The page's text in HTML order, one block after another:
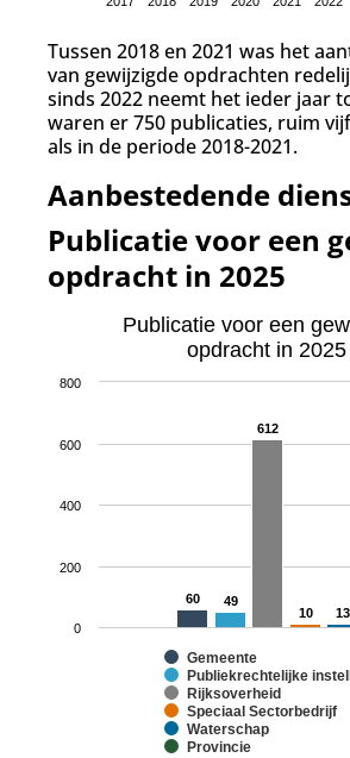
Tussen 2018 en 2021 was het
van gewijzigde opdrachten
sinds 2022 neemt het ieder jaar
waren er 750 publicaties, ruim
als in de periode 2018-2021.
Aanbestedende
Publicatie voor een
opdracht in 2025
Publicatie voor een
opdracht in 2025
60
60 49
49
612
612
10
10 13
13
Gemeente
Publiekrechtelijke
Rijksoverheid
Speciaal Sectorbedrijf
Waterschap
Provincie
0
200
400
600
800